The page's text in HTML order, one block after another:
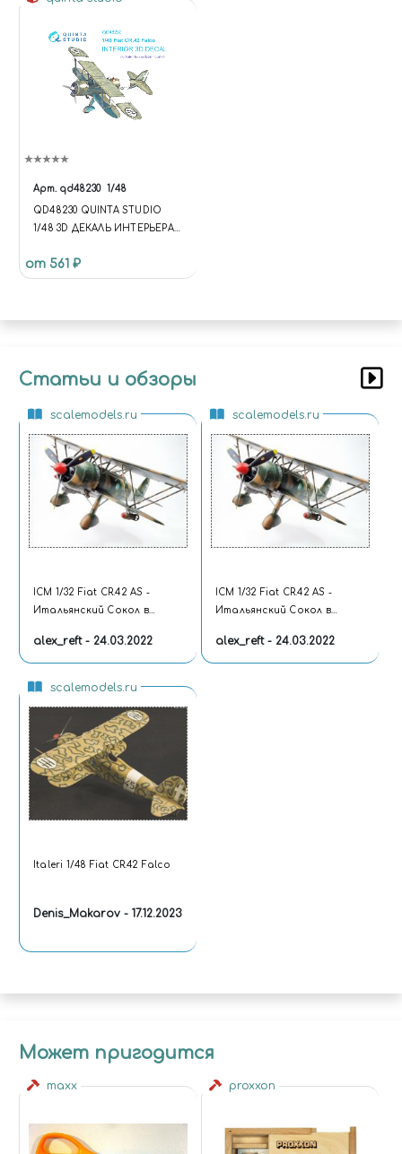
Арт. qd48230 1/48
QD48230 QUINTA STUDIO
1/48 3D ДЕКАЛЬ ИНТЕРЬЕРА
от 561 ₽
Статьи и обзоры
scalemodels.ru
ICM 1/32 Fiat CR.42 AS -
Итальянский Сокол в
alex_reft - 24.03.2022
scalemodels.ru
ICM 1/32 Fiat CR.42 AS -
Итальянский Сокол в
alex_reft - 24.03.2022
scalemodels.ru
Italeri 1/48 Fiat CR.42 Falco
Denis_Makarov - 17.12.2023
Может пригодится
maxx proxxon